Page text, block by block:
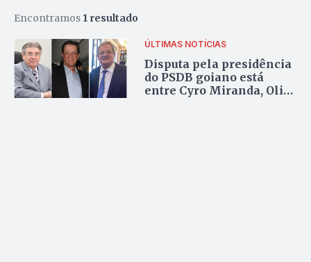
Encontramos 1 resultado
ÚLTIMAS NOTÍCIAS
Disputa pela presidência
do PSDB goiano está
entre Cyro Miranda, Olier